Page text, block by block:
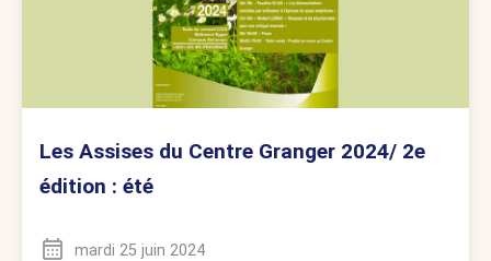
Les Assises du Centre Granger 2024/ 2e
édition : été
mardi 25 juin 2024